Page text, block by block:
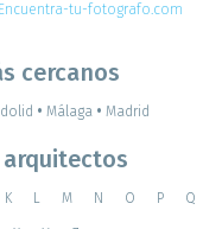
Encuentra-tu-fotografo.com
cercanos
• Málaga • Madrid
K L M N O P Q